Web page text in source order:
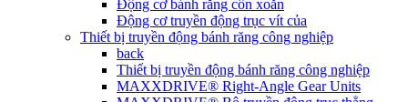
Động cơ bánh răng côn xoắn
Động cơ truyền động trục vít của
Thiết bị truyền động bánh răng công nghiệp
back
Thiết bị truyền động bánh răng công nghiệp
MAXXDRIVE® Right-Angle Gear Units